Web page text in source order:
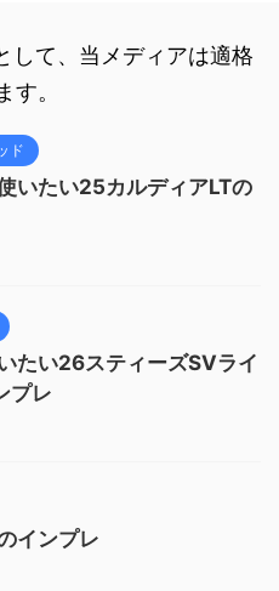
して、当メディアは適格
す。
ド
いたい25カルディアLTの
たい26スティーズSVライ
プレ
インプレ